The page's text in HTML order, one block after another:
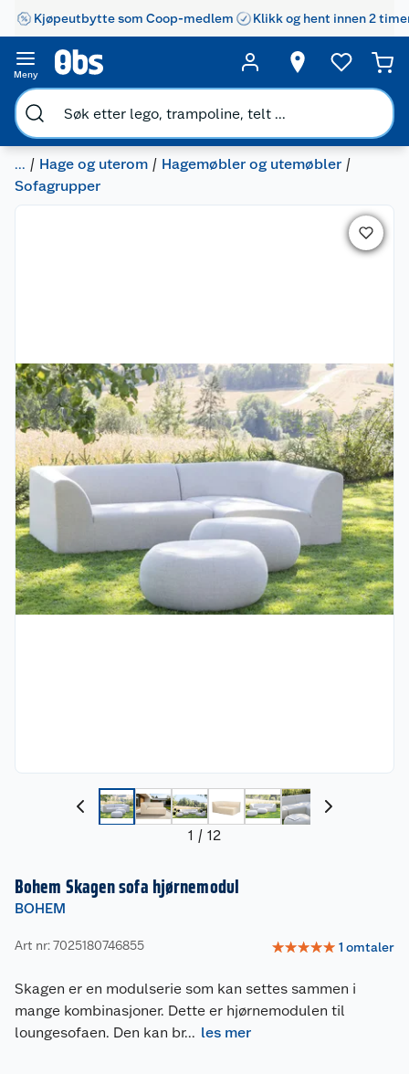
Kjøpeutbytte som Coop-medlem Klikk og hent innen 2
Meny
... Hage og uterom
Hagemøbler og utemøbler
Sofagrupper
1 / 12
Bohem Skagen sofa hjørnemodul
BOHEM
Art nr: 7025180746855 ☆☆☆☆☆ 1 omtaler
Skagen er en modulserie som kan settes sammen i
mange kombinasjoner. Dette er hjørnemodulen til
loungesofaen. Den kan br... les mer